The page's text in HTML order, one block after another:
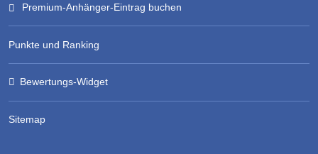
Premium-Anhänger-Eintrag buchen
Punkte und Ranking
Bewertungs-Widget
Sitemap